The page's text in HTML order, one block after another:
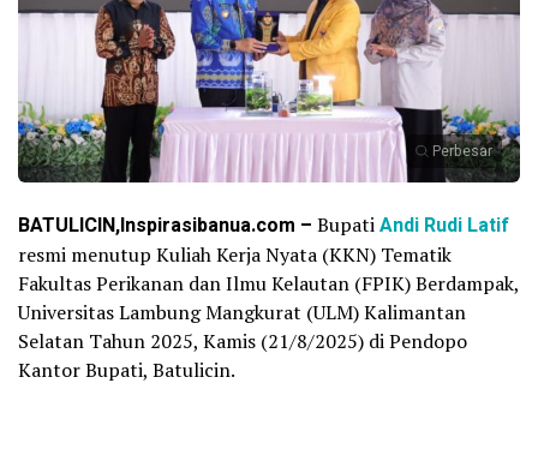
Perbesar
BATULICIN,Inspirasibanua.com – BupatiAndi Rudi Latif
resmi menutup Kuliah Kerja Nyata (KKN) Tematik
Fakultas Perikanan dan Ilmu Kelautan (FPIK) Berdampak,
Universitas Lambung Mangkurat (ULM) Kalimantan
Selatan Tahun 2025, Kamis (21/8/2025) di Pendopo
Kantor Bupati, Batulicin.